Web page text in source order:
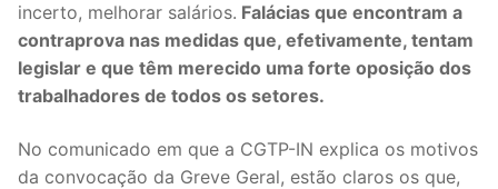
1º CICLO
2º/3º CEB / SECUNDÁRIO
EDUCAÇÃO ESPECIAL
incerto, melhorar salários. Falácias que encontram a
contraprova nas medidas que, efetivamente, tentam
legislar e que têm merecido uma forte oposição dos
trabalhadores de todos os setores.
No comunicado em que a CGTP-IN explica os motivos
da convocação da Greve Geral, estão claros os que,